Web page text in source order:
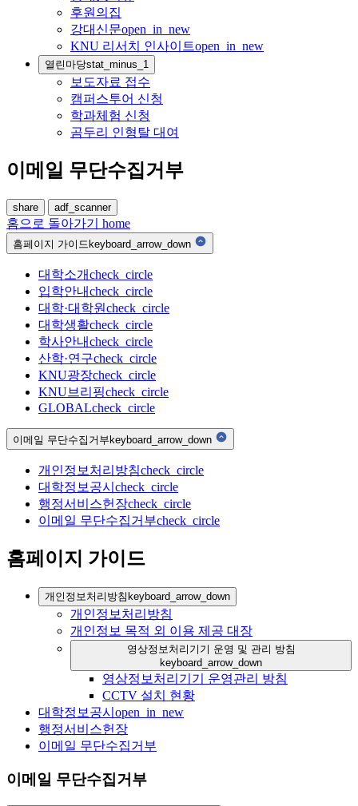
후원의집
강대신문open_in_new
KNU 리서치 인사이트open_in_new
열린마당stat_minus_1
보도자료 접수
캠퍼스투어 신청
학과체험 신청
곰두리 인형탈 대여
이메일 무단수집거부
share adf_scanner
홈으로 돌아가기 home
홈페이지 가이드keyboard_arrow_down
대학소개check_circle
입학안내check_circle
대학·대학원check_circle
대학생활check_circle
학사안내check_circle
산학·연구check_circle
KNU광장check_circle
KNU브리핑check_circle
GLOBALcheck_circle
이메일 무단수집거부keyboard_arrow_down
개인정보처리방침check_circle
대학정보공시 check_circle
행정서비스헌장check_circle
이메일 무단수집거부check_circle
홈페이지 가이드
개인정보처리방침keyboard_arrow_down
개인정보처리방침
개인정보 목적 외 이용 제공 대장
영상정보처리기기 운영 및 관리 방침
keyboard_arrow_down
영상정보처리기기 운영관리 방침
CCTV 설치 현황
대학정보공시 open_in_new
행정서비스헌장
이메일 무단수집거부
이메일 무단수집거부